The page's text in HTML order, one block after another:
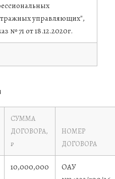
управляющих",
№ 71 от 18.12.2020г.
СУММА
ДОГОВОРА,
₽
НОМЕР
ДОГОВОРА
10,000,000
ОАУ